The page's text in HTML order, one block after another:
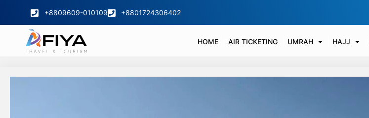
+8809609-010109 +8801724306402
HOME AIR TICKETING UMRAH HAJJ